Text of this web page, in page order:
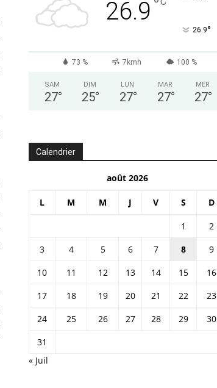
26.9 °
26.9°
73 % 7kmh 100 %
SAM
27°
DIM
25°
LUN
27°
MAR
27°
MER
27°
Calendrier
août 2026
L M M J V S D
1
2
3
4 5 6 7 8
9
10
11 12 13 14 15
16
17
18 19 20 21 22
23
24
25 26 27 28 29
30
31
« Juil